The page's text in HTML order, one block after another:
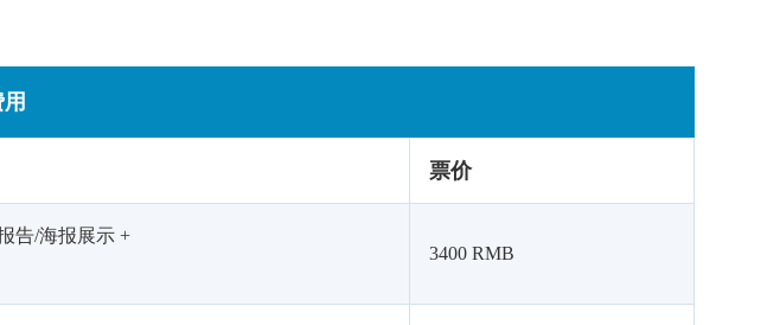
票价
告/海报展示 +
3400 RMB